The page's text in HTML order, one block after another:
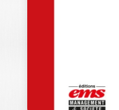
FRANÇOISE
catégorie « Manuel